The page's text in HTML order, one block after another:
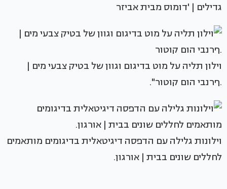
גדילים | 'דומוס מבית אביזר
וילון תליה על מוט בדיגום וגוון של בטיק צבעי מים |
.ףרנבי הום קוטור".
וילונות גלילה עם הדפסה דיגיטאלית בדיגומים מותאמים
לחללים שונים בבית | אורגון.